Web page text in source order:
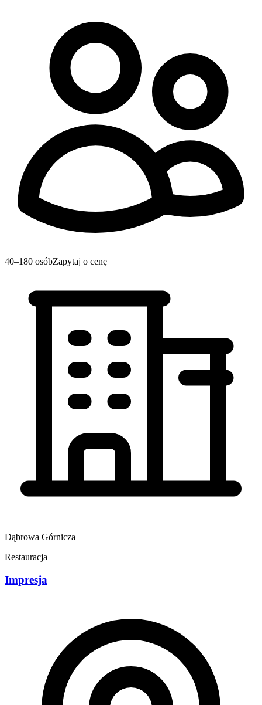
40–180 osóbZapytaj o cenę
Dąbrowa Górnicza
Restauracja
Impresja